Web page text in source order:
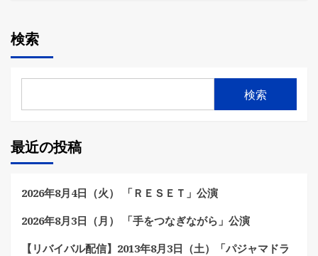
検索
検索
最近の投稿
2026年8月4日（火） 「ＲＥＳＥＴ」公演
2026年8月3日（月） 「手をつなぎながら」公演
【リバイバル配信】2013年8月3日（土）「パジャマドラ